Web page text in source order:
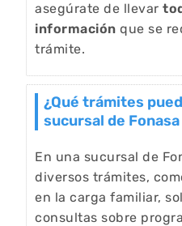
asegúrate de llevar
información que se
trámite.
¿Qué trámites
sucursal de
En una sucursal de
diversos trámites,
en la carga familiar,
consultas sobre